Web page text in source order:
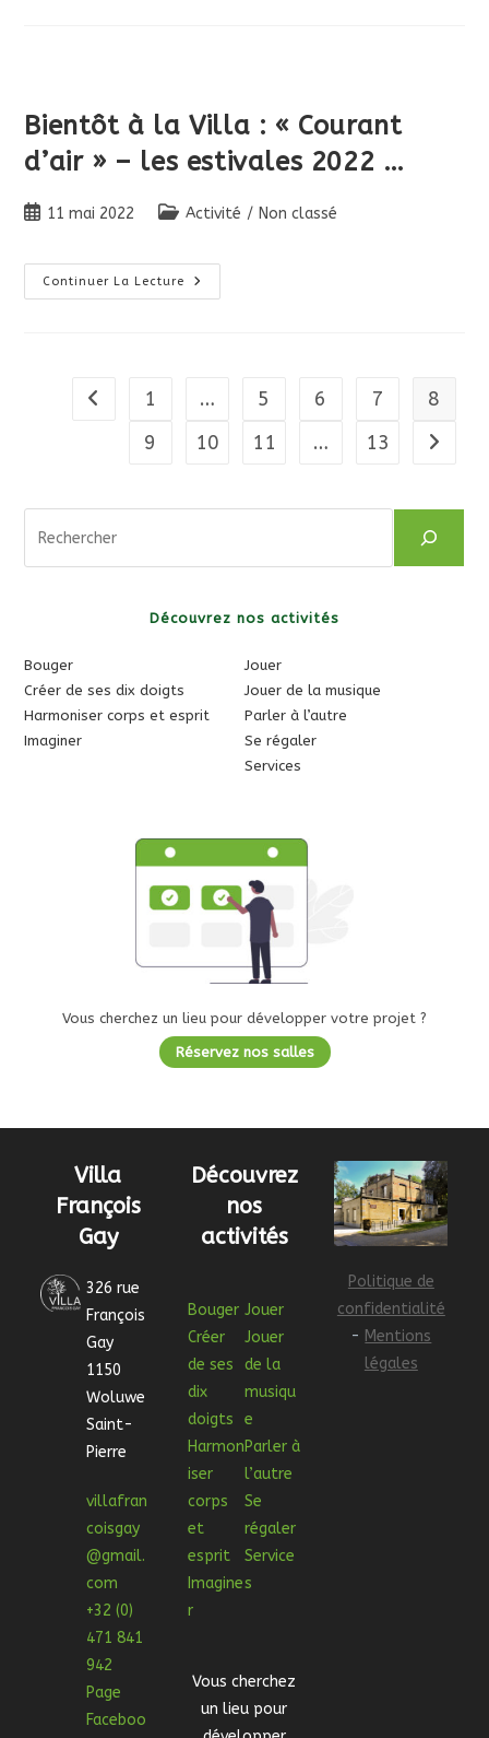
Air
À
Villa
:
Mai
–
Bientôt à la Villa : « Courant
d’air » – les estivales 2022 …
Publication
11 mai 2022
PostActivité / Non classé
Continuer La Lecture
Bientôt
À
Les
2022
Go to the previous page
1 … 5 6 7
8
9
10 11 … 13 Aller à
Découvrez nos activités
Bouger
Créer de ses dix doigts
Harmoniser corps et esprit
Imaginer
Jouer
Jouer de la musique
Parler à l’autre
Se régaler
Services
Vous cherchez un lieu pour développer votre projet ?
Réservez nos salles
Villa
François
Gay
326 rue
François
Gay
1150
Woluwe
Saint-
Pierre
villafran
coisgay
@gmail.
com
+32 (0)
471 841
942
Page
Faceboo
Découvrez
nos
activités
Bouger
Créer
de ses
dix
doigts
Harmon
iser
corps
et
esprit
Imagine
r
Jouer
Jouer
de la
musiqu
e
Parler à
l’autre
Se
régaler
Service
s
Vous cherchez
un lieu pour
Politique de
confidentialité
- Mentions
légales